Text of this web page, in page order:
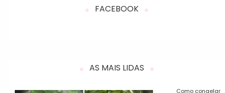
FACEBOOK
AS MAIS LIDAS
Como congelar